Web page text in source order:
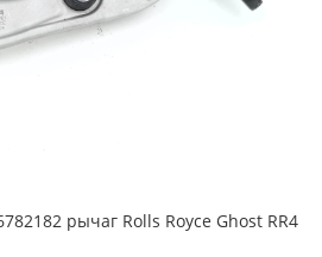
рычаг Rolls Royce Ghost RR4